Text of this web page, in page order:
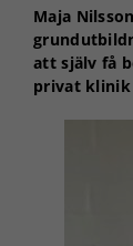
Maja
att själv få
privat klinik